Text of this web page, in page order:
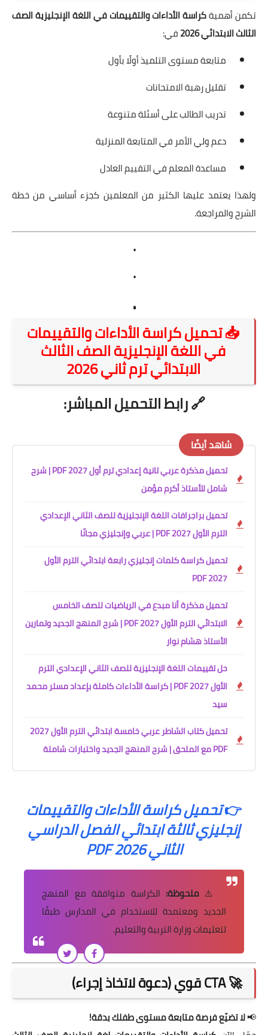
تكمن أهميةكراسة الأداءات والتقييمات في اللغة الإنجليزية الصف
الثالث الابتدائي 2026
في:
متابعة مستوى التلميذ أولًا بأول
تقليل رهبة الامتحانات
تدريب الطالب على أسئلة متنوعة
دعم ولي الأمر في المتابعة المنزلية
مساعدة المعلم في التقييم العادل
ولهذا يعتمد عليها الكثير من المعلمين كجزء أساسي من خطة
الشرح والمراجعة.
.
.
.
📥 تحميل كراسة الأداءات والتقييمات
في اللغة الإنجليزية الصف الثالث
الابتدائي ترم ثاني 2026
🔗رابط التحميل المباشر:
شاهد أيضًا
تحميل مذكرة عربي تانية إعدادي ترم أول 2027 PDF | شرح
شامل للأستاذ أكرم مؤمن
تحميل براجرافات اللغة الإنجليزية للصف الثاني الإعدادي
الترم الأول 2027 PDF | عربي وإنجليزي مجانًا
تحميل كراسة كلمات إنجليزي رابعة ابتدائي الترم الأول
2027 PDF
تحميل مذكرة أنا مبدع في الرياضيات للصف الخامس
الابتدائي الترم الأول 2027 PDF | شرح المنهج الجديد وتمارين
الأستاذ هشام نوار
حل تقييمات اللغة الإنجليزية للصف الثاني الإعدادي الترم
الأول 2027 PDF | كراسة الأداءات كاملة بإعداد مستر محمد
سيد
تحميل كتاب الشاطر عربي خامسة ابتدائي الترم الأول 2027
PDF مع الملحق | شرح المنهج الجديد واختبارات شاملة
👉تحميل كراسة الأداءات والتقييمات
إنجليزي ثالثة ابتدائي الفصل الدراسي
الثاني 2026 PDF
⚠️ملحوظة: الكراسة متوافقة مع المنهج
الجديد ومعتمدة للاستخدام في المدارس طبقًا
لتعليمات وزارة التربية والتعليم.
🚀 CTA قوي (دعوة لاتخاذ إجراء)
📢لا تضيّع فرصة متابعة مستوى طفلك بدقة!